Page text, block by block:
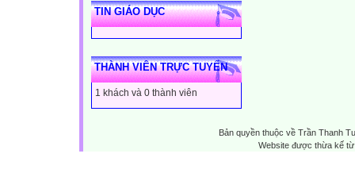
TIN GIÁO DỤC
THÀNH VIÊN TRỰC TUYẾN
1 khách và 0 thành viên
Bản quyền thuộc về Trần Thanh
Website được thừa kế